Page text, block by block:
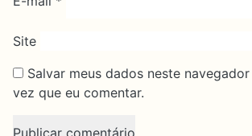
Site
Salvar meus dados neste
vez que eu comentar.